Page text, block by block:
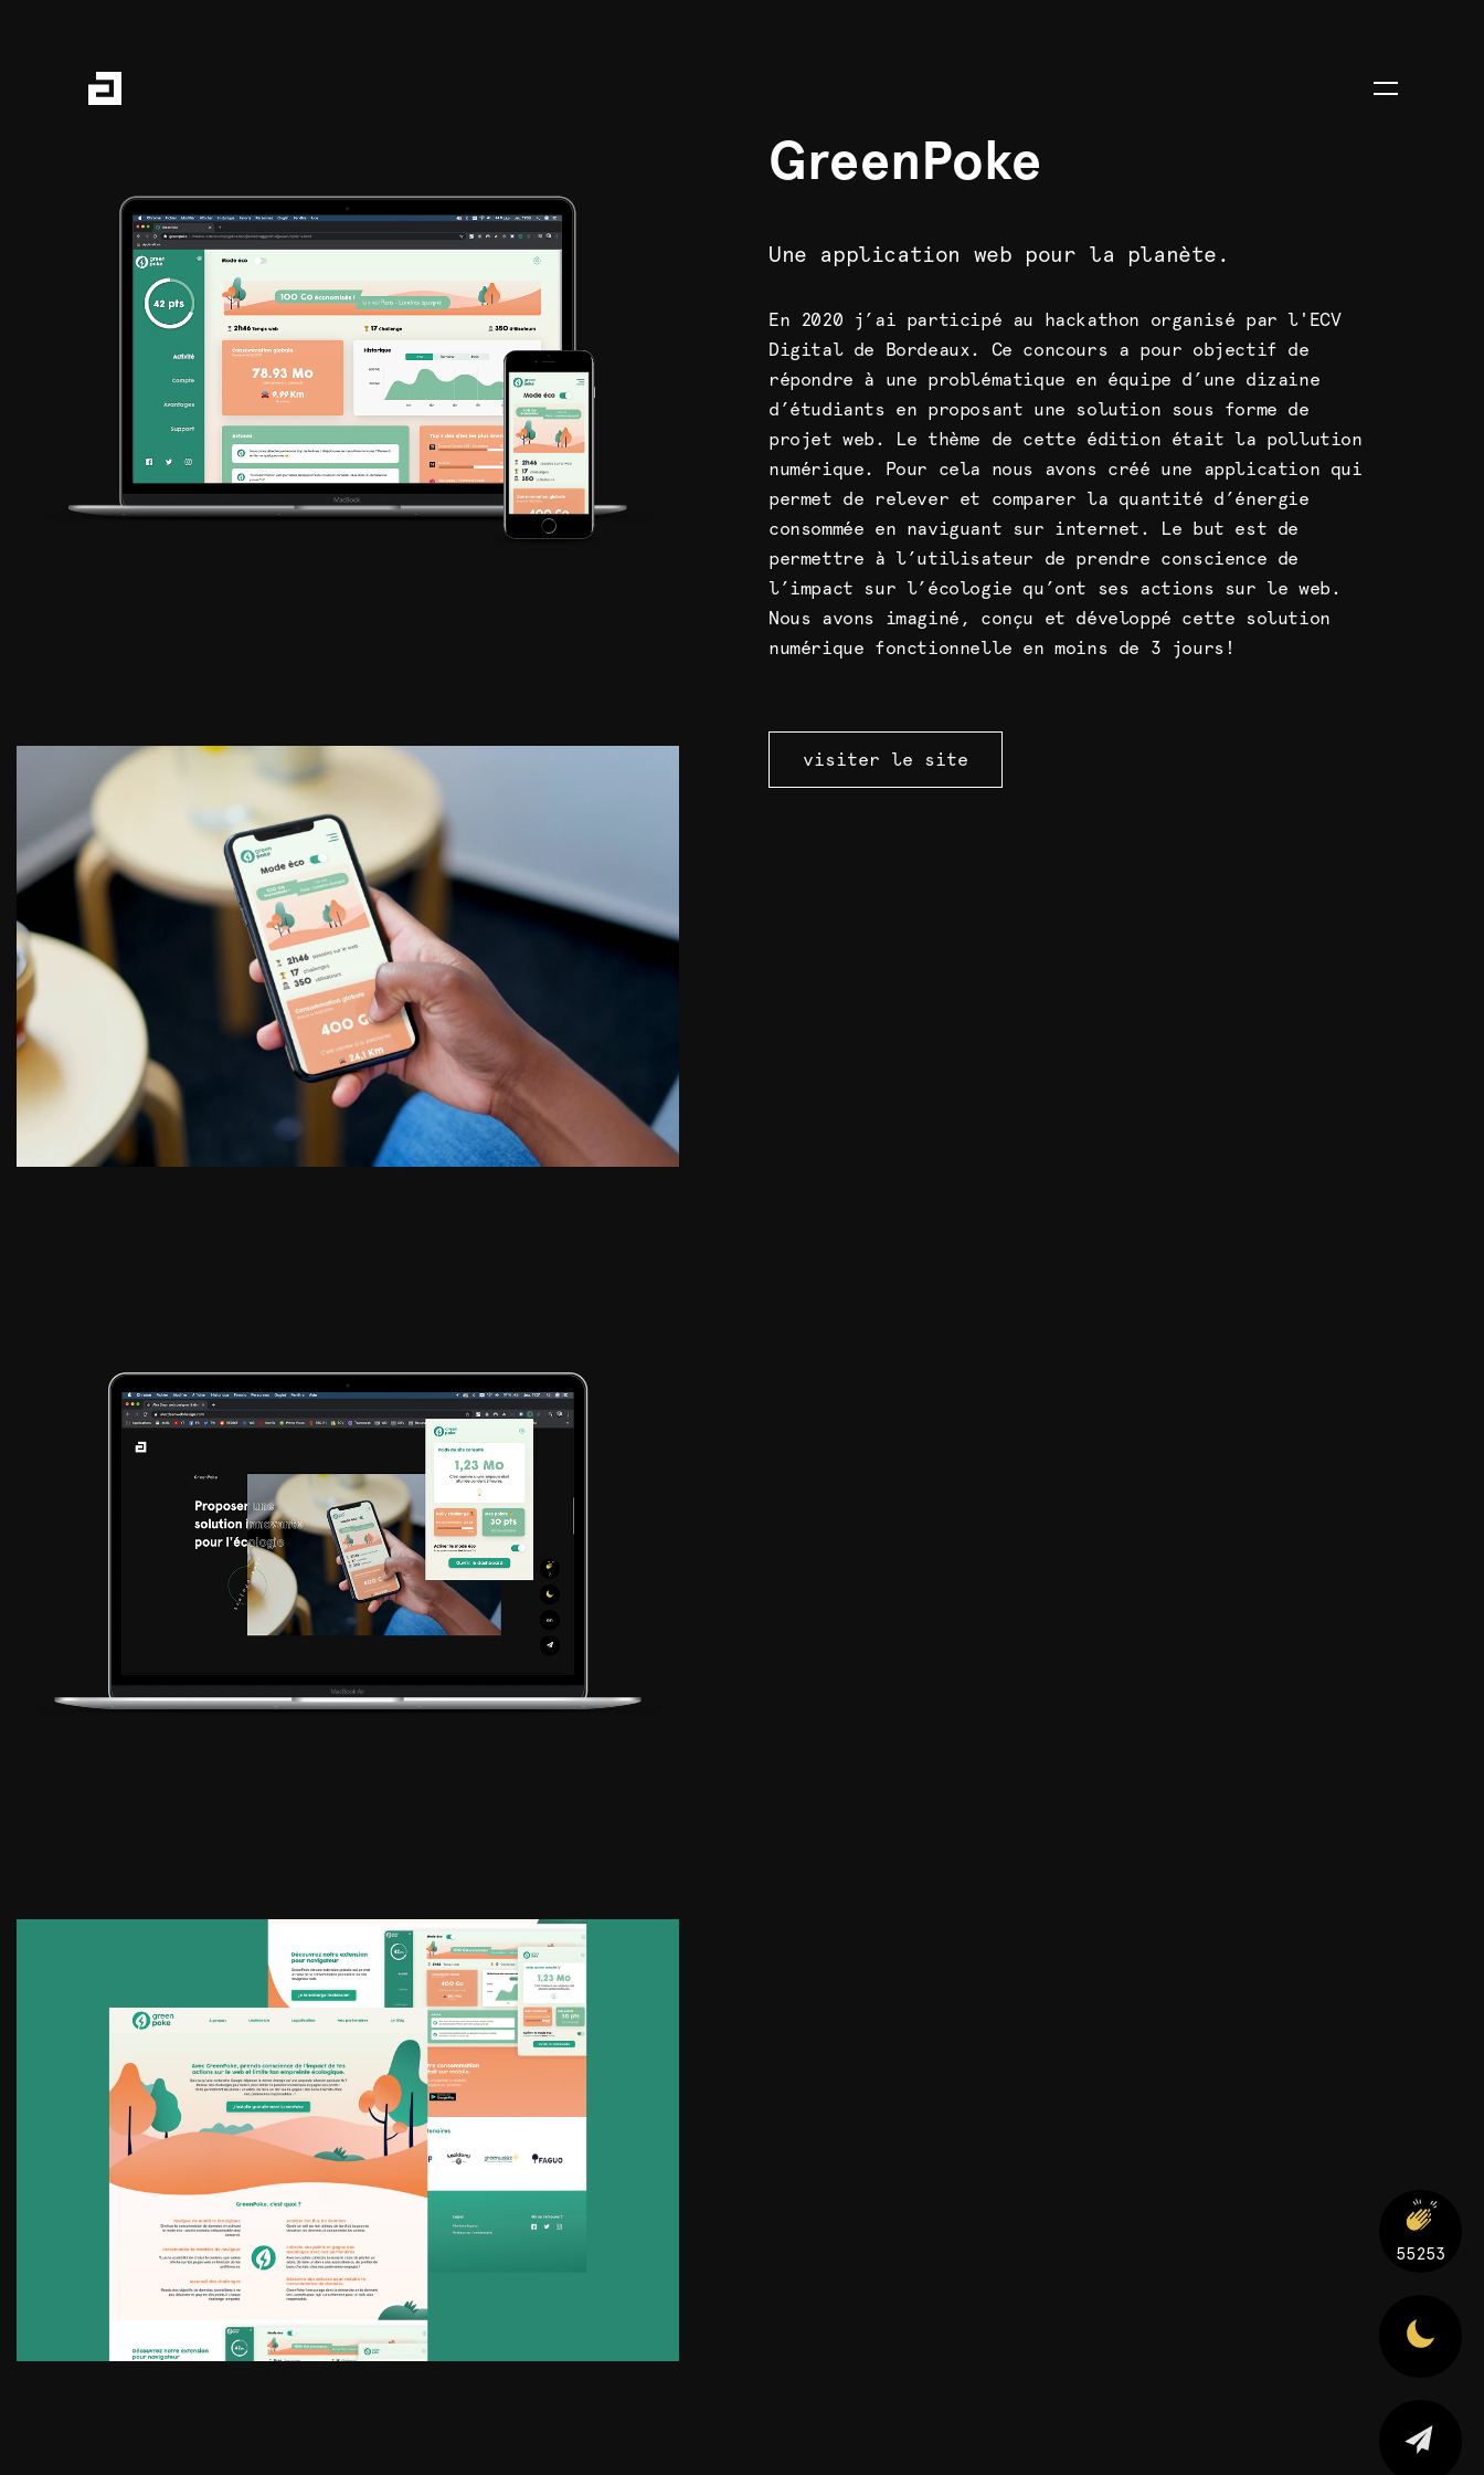
55253
GreenPoke
Une application web pour la planète.
En 2020 j’ai participé au hackathon organisé par l'ECV
Digital de Bordeaux. Ce concours a pour objectif de
répondre à une problématique en équipe d’une dizaine
d’étudiants en proposant une solution sous forme de
projet web. Le thème de cette édition était la pollution
numérique. Pour cela nous avons créé une application qui
permet de relever et comparer la quantité d’énergie
consommée en naviguant sur internet. Le but est de
permettre à l’utilisateur de prendre conscience de
l’impact sur l’écologie qu’ont ses actions sur le web.
Nous avons imaginé, conçu et développé cette solution
numérique fonctionnelle en moins de 3 jours!
visiter le site